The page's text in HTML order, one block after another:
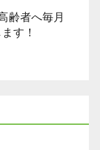
齢者へ毎月
す！